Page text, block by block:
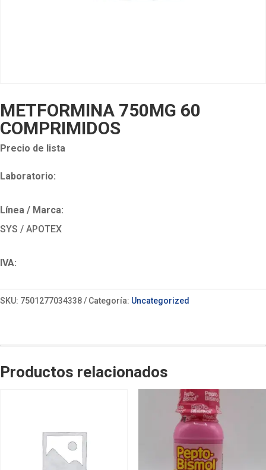
METFORMINA 750MG 60
COMPRIMIDOS
Precio de lista
Laboratorio:
Línea / Marca:
SYS / APOTEX
IVA:
SKU: 7501277034338 Categoría: Uncategorized
Productos relacionados